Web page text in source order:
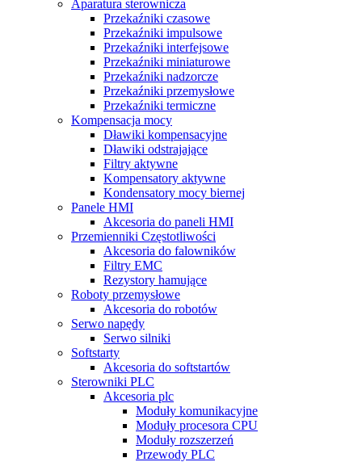
Aparatura sterownicza
Przekaźniki czasowe
Przekaźniki impulsowe
Przekaźniki interfejsowe
Przekaźniki miniaturowe
Przekaźniki nadzorcze
Przekaźniki przemysłowe
Przekaźniki termiczne
Kompensacja mocy
Dławiki kompensacyjne
Dławiki odstrajające
Filtry aktywne
Kompensatory aktywne
Kondensatory mocy biernej
Panele HMI
Akcesoria do paneli HMI
Przemienniki Częstotliwości
Akcesoria do falowników
Filtry EMC
Rezystory hamujące
Roboty przemysłowe
Akcesoria do robotów
Serwo napędy
Serwo silniki
Softstarty
Akcesoria do softstartów
Sterowniki PLC
Akcesoria plc
Moduły komunikacyjne
Moduły procesora CPU
Moduły rozszerzeń
Przewody PLC